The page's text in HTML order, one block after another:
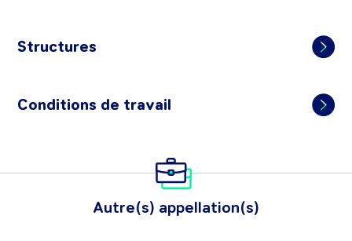
Structures
Conditions de travail
Autre(s) appellation(s)